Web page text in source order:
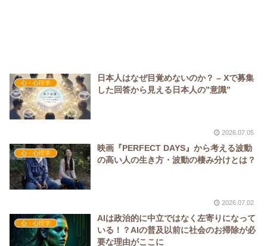
心・心理学
日本人はなぜ目覚めないのか？ – Xで募集
した回答から見える日本人の”意識”
2026.07.05
心・心理学
映画『PERFECT DAYS』から考える波動
の高い人の生き方・波動の棲み分けとは？
2026.07.02
心・心理学
AIは政治的に中立ではなく左寄りになって
いる！？AIの普及以前に社会のお掃除が必
要な理由がここに